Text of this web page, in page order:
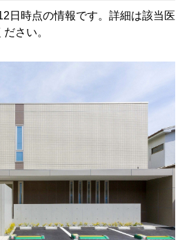
日時点の情報です。詳細は該当医
さい。